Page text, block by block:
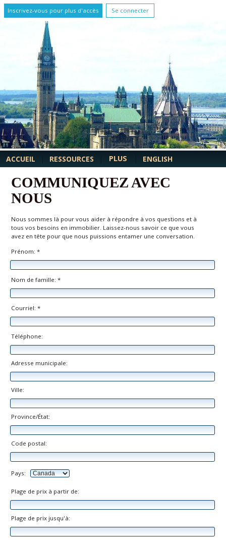
Inscrivez-vous pour plus d'accès Se connecter
ACCUEIL RESSOURCES PLUS ENGLISH
COMMUNIQUEZ AVEC
NOUS
Nous sommes là pour vous aider à répondre à vos questions et à
tous vos besoins en immobilier. Laissez-nous savoir ce que vous
avez en tête pour que nous puissions entamer une conversation.
Prénom: *
Nom de famille: *
Courriel: *
Téléphone:
Adresse municipale:
Ville:
Province/État:
Code postal:
Pays:
Plage de prix à partir de:
Plage de prix jusqu'à: